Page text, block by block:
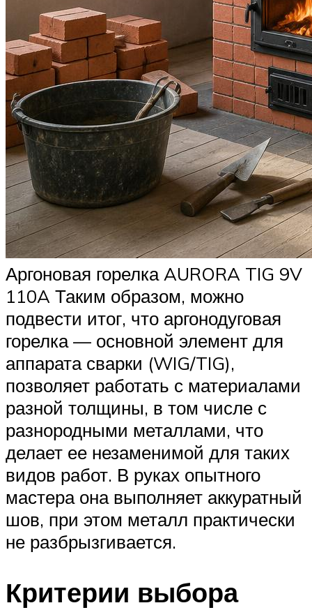
Аргоновая горелка AURORA TIG 9V
110A Таким образом, можно
подвести итог, что аргонодуговая
горелка — основной элемент для
аппарата сварки (WIG/TIG),
позволяет работать с материалами
разной толщины, в том числе с
разнородными металлами, что
делает ее незаменимой для таких
видов работ. В руках опытного
мастера она выполняет аккуратный
шов, при этом металл практически
не разбрызгивается.
Критерии выбора